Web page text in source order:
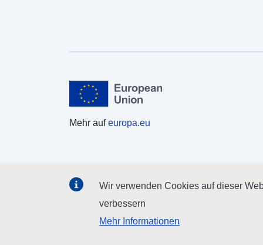
Mehr aufeuropa.eu
Wir verwenden Cookies auf dieser
verbessern
Mehr Informationen